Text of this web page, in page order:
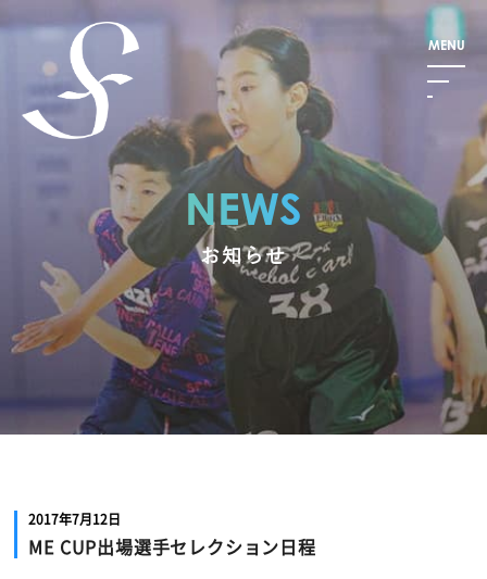
NEWS
お知らせ
2017年7月12日
ME CUP出場選手セレクション日程